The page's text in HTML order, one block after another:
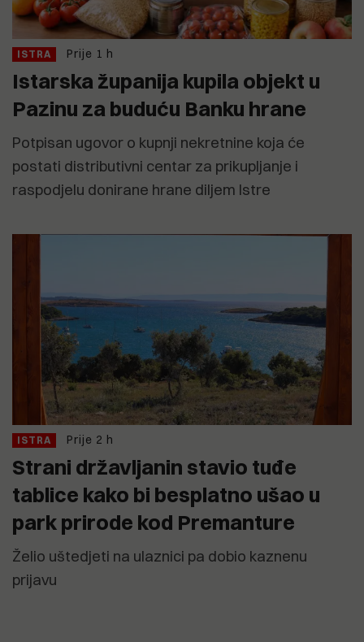
ISTRA Prije 1 h
Istarska županija kupila objekt u
Pazinu za buduću Banku hrane
Potpisan ugovor o kupnji nekretnine koja će
postati distributivni centar za prikupljanje i
raspodjelu donirane hrane diljem Istre
ISTRA Prije 2 h
Strani državljanin stavio tuđe
tablice kako bi besplatno ušao u
park prirode kod Premanture
Želio uštedjeti na ulaznici pa dobio kaznenu
prijavu